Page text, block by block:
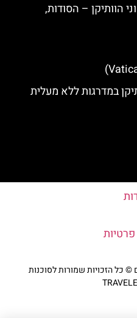
הוותיקן – הסודות,
במדרגות ללא מעלית
פרטיות
כל הזכויות שמורות לסוכנות